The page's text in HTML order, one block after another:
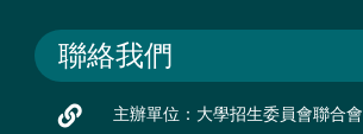
聯絡我們
主辦單位：大學招生委員會聯合會